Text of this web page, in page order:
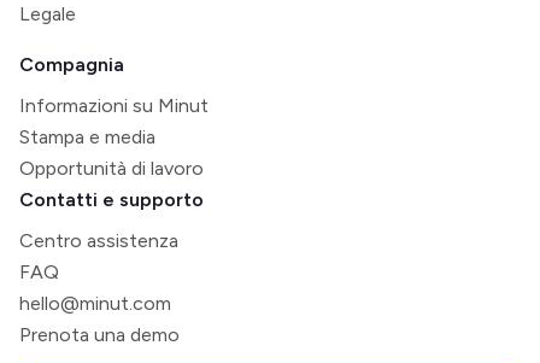
Legale
Compagnia
Informazioni su Minut
Stampa e media
Opportunità di lavoro
Contatti e supporto
Centro assistenza
FAQ
hello@minut.com
Prenota una demo